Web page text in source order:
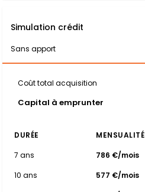
Simulation crédit
Sans apport
Coût total acquisition
Capital à emprunter
DURÉE MENSUALITÉ
7 ans
786 €/mois
10 ans
577 €/mois